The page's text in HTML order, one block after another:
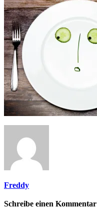
Freddy
Schreibe einen Kommentar